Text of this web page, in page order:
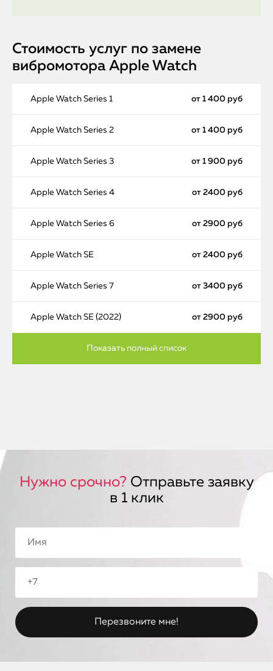
Стоимость услуг по замене
вибромотора Apple Watch
Apple Watch Series 1 от 1 400 руб
Apple Watch Series 2 от 1 400 руб
Apple Watch Series 3 от 1 900 руб
Apple Watch Series 4 от 2400 руб
Apple Watch Series 6 от 2900 руб
Apple Watch SE от 2400 руб
Apple Watch Series 7 от 3400 руб
Apple Watch SE (2022) от 2900 руб
Нужно срочно? Отправьте заявку
в 1 клик